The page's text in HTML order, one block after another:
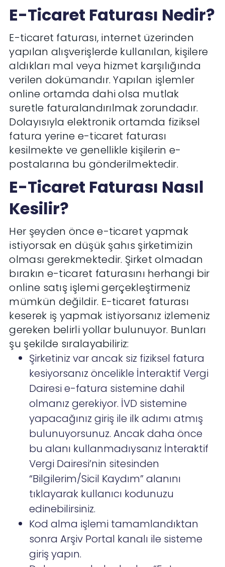
E-Ticaret Faturası Nedir?
E-ticaret faturası, internet üzerinden
yapılan alışverişlerde kullanılan, kişilere
aldıkları mal veya hizmet karşılığında
verilen dokümandır. Yapılan işlemler
online ortamda dahi olsa mutlak
suretle faturalandırılmak zorundadır.
Dolayısıyla elektronik ortamda fiziksel
fatura yerine e-ticaret faturası
kesilmekte ve genellikle kişilerin e-
postalarına bu gönderilmektedir.
E-Ticaret Faturası Nasıl
Kesilir?
Her şeyden önce e-ticaret yapmak
istiyorsak en düşük şahıs şirketimizin
olması gerekmektedir. Şirket olmadan
bırakın e-ticaret faturasını herhangi bir
online satış işlemi gerçekleştirmeniz
mümkün değildir. E-ticaret faturası
keserek iş yapmak istiyorsanız izlemeniz
gereken belirli yollar bulunuyor. Bunları
şu şekilde sıralayabiliriz:
Şirketiniz var ancak siz fiziksel fatura
kesiyorsanız öncelikle İnteraktif Vergi
Dairesi e-fatura sistemine dahil
olmanız gerekiyor. İVD sistemine
yapacağınız giriş ile ilk adımı atmış
bulunuyorsunuz. Ancak daha önce
bu alanı kullanmadıysanız İnteraktif
Vergi Dairesi’nin sitesinden
“Bilgilerim/Sicil Kaydım” alanını
tıklayarak kullanıcı kodunuzu
edinebilirsiniz.
Kod alma işlemi tamamlandıktan
sonra Arşiv Portal kanalı ile sisteme
giriş yapın.